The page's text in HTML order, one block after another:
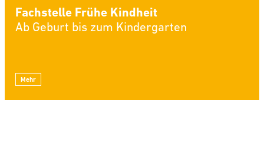
Fachstelle Frühe Kindheit
Ab Geburt bis zum Kindergarten
Mehr